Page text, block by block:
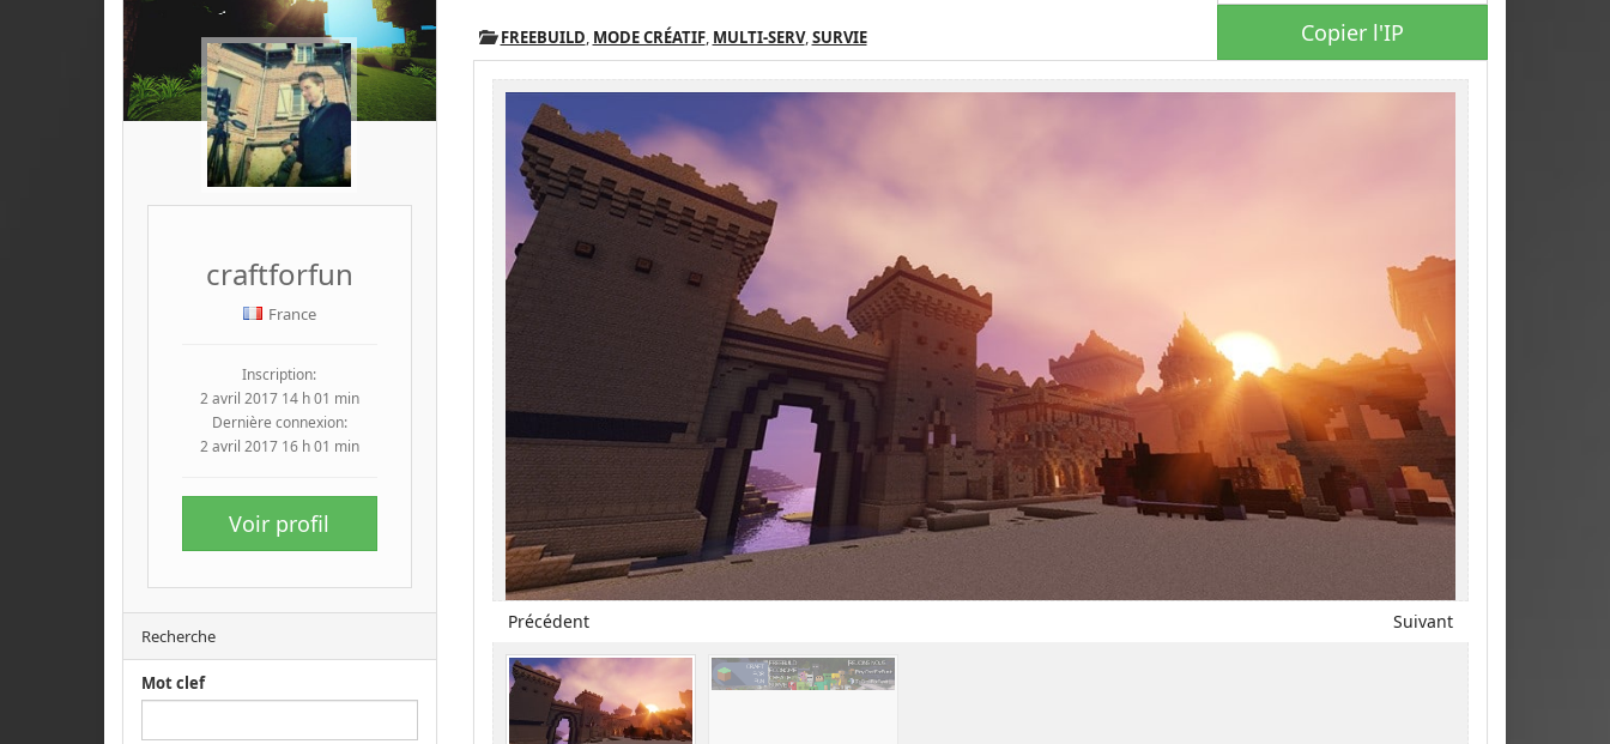
craftforfun
France
Inscription:
2 avril 2017 14 h 01 min
Dernière connexion:
2 avril 2017 16 h 01 min
Voir profil
Recherche
Mot clef
Copier l'IP
FREEBUILD, MODE CRÉATIF, MULTI-SERV,SURVIE
Précédent Suivant